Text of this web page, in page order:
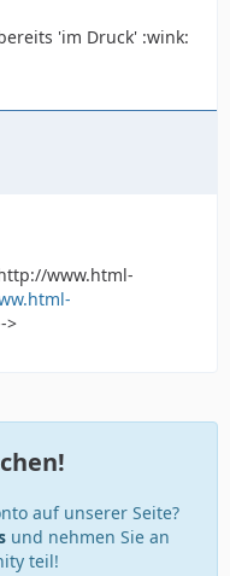
'im Druck' :wink:
www.html-
>
auf unserer Seite?
und nehmen Sie an
teil!